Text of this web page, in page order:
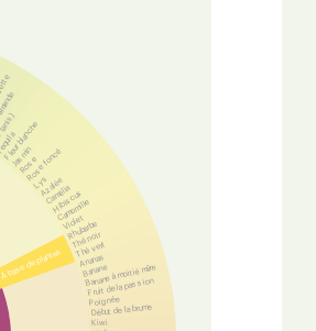
À base de plantes
Fleur blanche
Jasmin
Rose
Rose foncé
LysAzalée
Camélia
Hibiscus
Camomille
Violet
Rhubarbe
Thé noir
Thé vert
Ananas
Banane
Banane à moitié mûre
Fruit de la passion
Poignée
Début de la brume
Kiwi